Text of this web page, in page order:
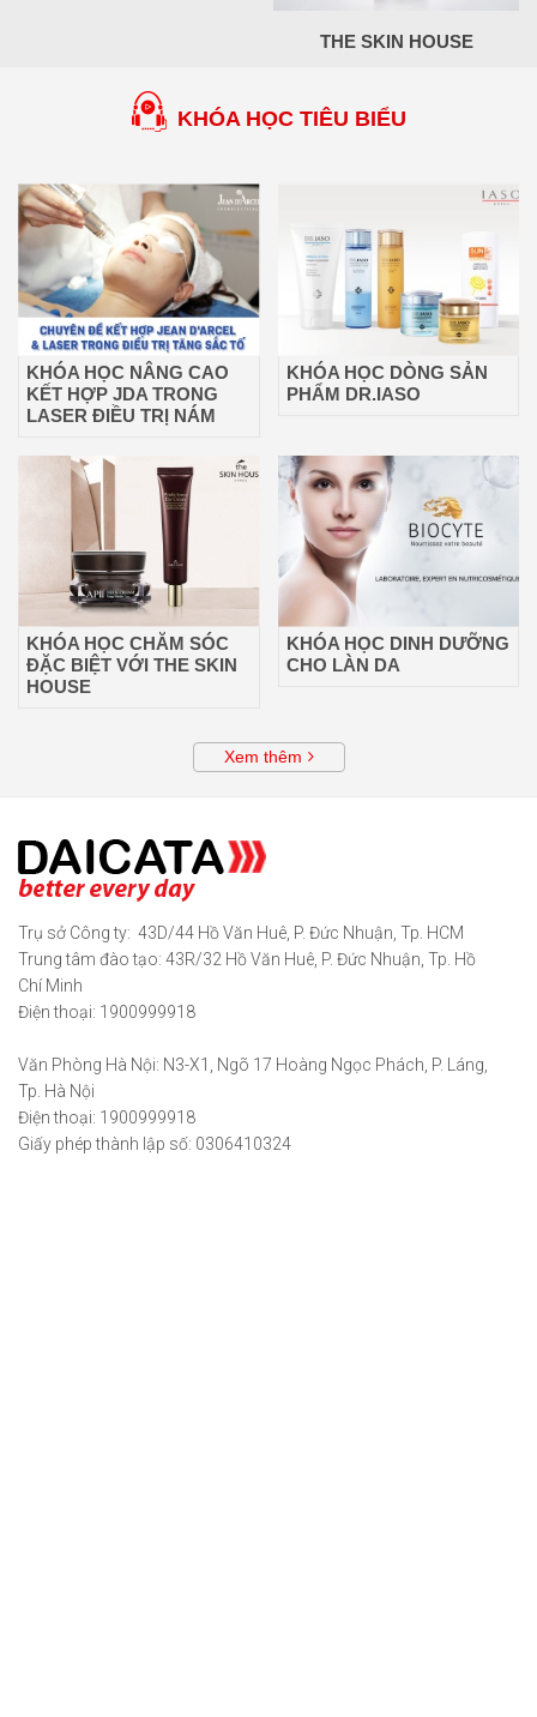
THE SKIN HOUSE
KHÓA HỌC TIÊU BIỂU
KHÓA HỌC NÂNG CAO
KẾT HỢP JDA TRONG
LASER ĐIỀU TRỊ NÁM
KHÓA HỌC DÒNG SẢN
PHẨM DR.IASO
KHÓA HỌC CHĂM SÓC
ĐẶC BIỆT VỚI THE SKIN
HOUSE
KHÓA HỌC DINH DƯỠNG
CHO LÀN DA
Xem thêm
Trụ sở Công ty: 43D/44 Hồ Văn Huê, P. Đức Nhuận, Tp. HCM
Trung tâm đào tạo: 43R/32 Hồ Văn Huê, P. Đức Nhuận, Tp. Hồ
Chí Minh
Điện thoại: 1900999918
Văn Phòng Hà Nội: N3-X1, Ngõ 17 Hoàng Ngọc Phách, P. Láng,
Tp. Hà Nội
Điện thoại: 1900999918
Giấy phép thành lập số: 0306410324